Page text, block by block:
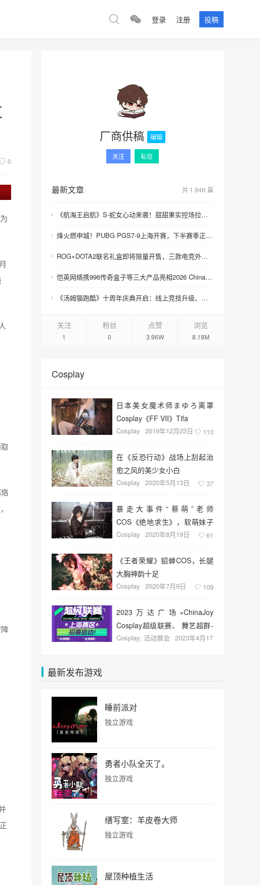
登录 注册 投稿
0
厂商供稿 编辑
关注 私信
最新文章 共 1.94K 篇
《航海王启航》S-蛇女心动来袭！甜甜果实控场拉满，夏日盛宴开启
烽火燃申城！PUBG PGS7-9上海开赛，下半赛季正式打响！
ROG×DOTA2联名礼盒即将限量开售，三款电竞外设致敬玩家青春记忆
恺英网络携996传奇盒子等三大产品亮相2026 ChinaJoy 沙巴克城、归心城池实景落地展馆
《汤姆猫跑酷》十周年庆典开启：线上竞技升级、上海主题快闪火热进行中
关注
1
粉丝
0
点赞
3.96W
浏览
8.18M
Cosplay
日本美女魔术师まゆろ离罩
Cosplay《FF VII》Tifa
Cosplay 2019年12月23日 110
在《反恐行动》战场上刮起治
愈之风的美少女小白
Cosplay 2020年5月13日 37
暴走大事件“蔡萌”老师
COS《绝地求生》，软萌妹子
惹人怜
Cosplay 2020年8月19日 61
《王者荣耀》貂蝉COS，长腿
大胸神韵十足
Cosplay 2020年7月9日 109
2023万达广场×ChinaJoy
Cosplay超级联赛、 舞艺超群-
全国舞团盛典报名启动！
Cosplay, 活动展会 2023年4月17
最新发布游戏
睡前派对
独立游戏
勇者小队全灭了。
独立游戏
缮写室：羊皮卷大师
独立游戏
屋顶种植生活